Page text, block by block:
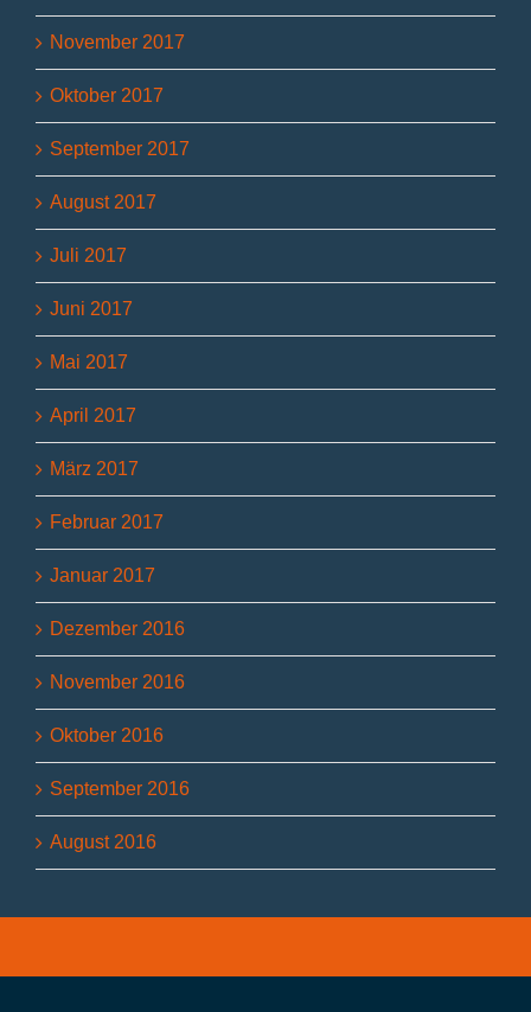
November 2017
Oktober 2017
September 2017
August 2017
Juli 2017
Juni 2017
Mai 2017
April 2017
März 2017
Februar 2017
Januar 2017
Dezember 2016
November 2016
Oktober 2016
September 2016
August 2016